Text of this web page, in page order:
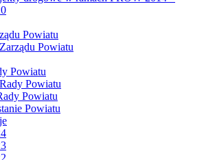
Powiatu
Powiatu
Powiatu
Powiatu
Powiatu
Powiatu